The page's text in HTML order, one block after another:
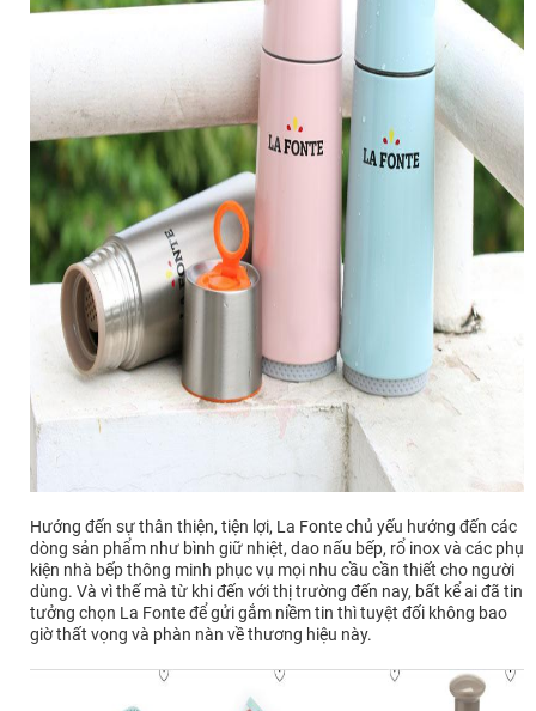
Hướng đến sự thân thiện, tiện lợi, La Fonte chủ yếu hướng đến các
dòng sản phẩm như bình giữ nhiệt, dao nấu bếp, rổ inox và các phụ
kiện nhà bếp thông minh phục vụ mọi nhu cầu cần thiết cho người
dùng. Và vì thế mà từ khi đến với thị trường đến nay, bất kể ai đã tin
tưởng chọn La Fonte để gửi gắm niềm tin thì tuyệt đối không bao
giờ thất vọng và phàn nàn về thương hiệu này.